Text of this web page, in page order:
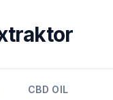
CBD OIL